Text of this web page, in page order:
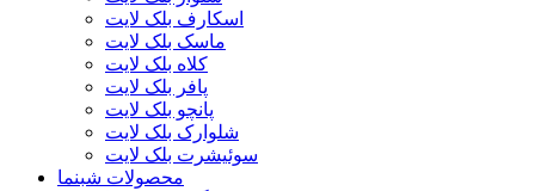
اسکارف بلک لایت
ماسک بلک لایت
کلاه بلک لایت
پافر بلک لایت
پانچو بلک لایت
شلوارک بلک لایت
سوئیشرت بلک لایت
محصولات شبنما